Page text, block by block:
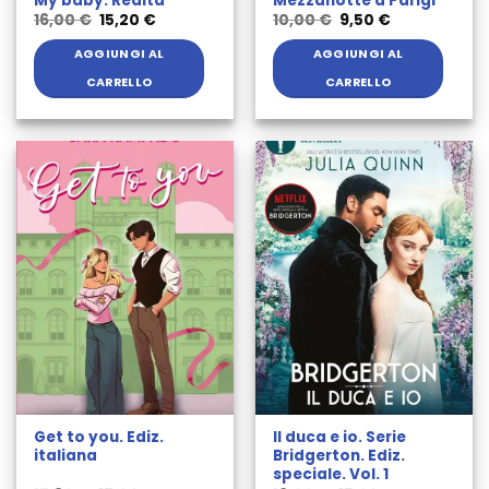
16,00€ Il
prezzo
originale
era:
16,00 €.
15,20 €Il
attuale
è:
15,20 €.
AGGIUNGI AL
CARRELLO
10,00€ Il
prezzo
originale
era:
10,00 €.
9,50 €Il
attuale
è:
9,50 €.
AGGIUNGI AL
CARRELLO
Get to you. Ediz.
italiana
Il duca e io. Serie
Bridgerton. Ediz.
speciale. Vol. 1